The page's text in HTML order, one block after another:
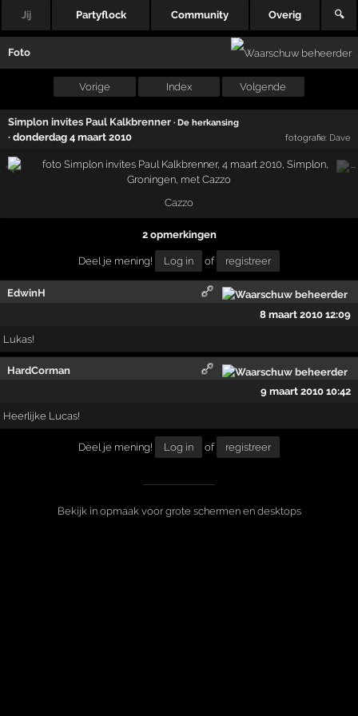
Jij Partyflock Community Overig 🔍
Foto
Vorige Index Volgende
Simplon invites Paul Kalkbrenner · De herkansing
·donderdag 4 maart 2010 fotografie: Dave
Cazzo
2 opmerkingen
Deel je mening! Log in of registreer
EdwinH
8 maart 2010 12:09
Lukas!
HardCorman
9 maart 2010 10:42
Heerlijke Lucas!
Deel je mening! Log in of registreer
Bekijk in opmaak voor grote schermen en desktops